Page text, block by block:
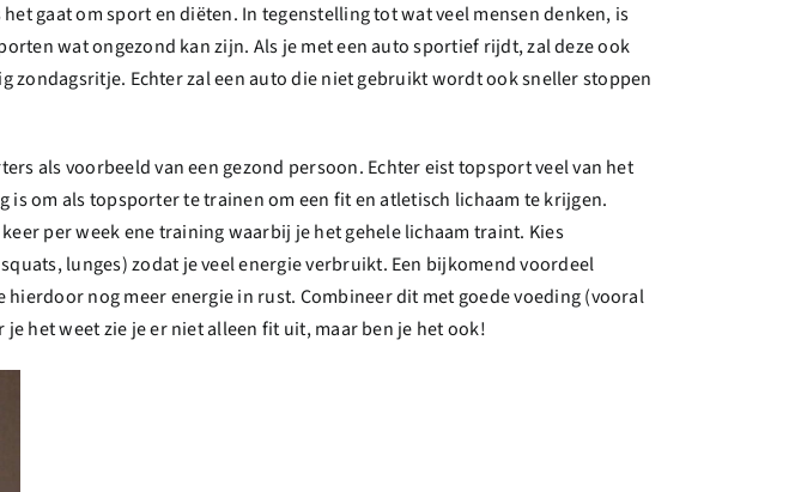
gaat om sport en diëten. In tegenstelling tot wat veel mensen denken, is
wat ongezond kan zijn. Als je met een auto sportief rijdt, zal deze ook
zondagsritje. Echter zal een auto die niet gebruikt wordt ook sneller stoppen
als voorbeeld van een gezond persoon. Echter eist topsport veel van het
om als topsporter te trainen om een fit en atletisch lichaam te krijgen.
per week ene training waarbij je het gehele lichaam traint. Kies
lunges) zodat je veel energie verbruikt. Een bijkomend voordeel
nog meer energie in rust. Combineer dit met goede voeding (vooral
het weet zie je er niet alleen fit uit, maar ben je het ook!